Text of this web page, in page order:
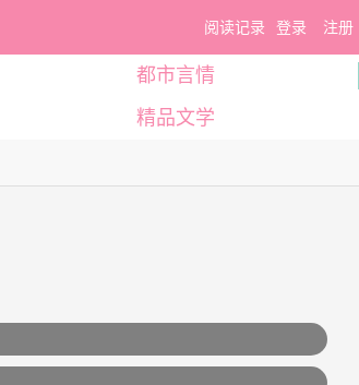
阅读记录 登录 注册
都市言情
精品文学